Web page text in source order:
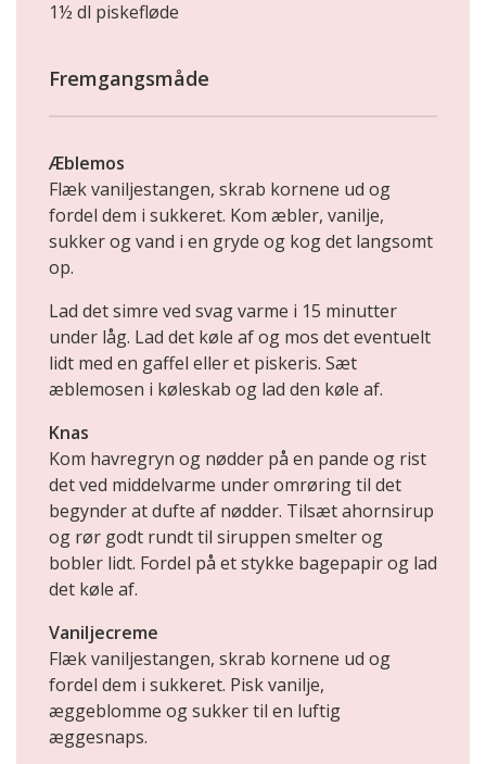
1½ dl piskefløde
Fremgangsmåde
Æblemos
Flæk vaniljestangen, skrab kornene ud og
fordel dem i sukkeret. Kom æbler, vanilje,
sukker og vand i en gryde og kog det langsomt
op.
Lad det simre ved svag varme i 15 minutter
under låg. Lad det køle af og mos det eventuelt
lidt med en gaffel eller et piskeris. Sæt
æblemosen i køleskab og lad den køle af.
Knas
Kom havregryn og nødder på en pande og rist
det ved middelvarme under omrøring til det
begynder at dufte af nødder. Tilsæt ahornsirup
og rør godt rundt til siruppen smelter og
bobler lidt. Fordel på et stykke bagepapir og lad
det køle af.
Vaniljecreme
Flæk vaniljestangen, skrab kornene ud og
fordel dem i sukkeret. Pisk vanilje,
æggeblomme og sukker til en luftig
æggesnaps.